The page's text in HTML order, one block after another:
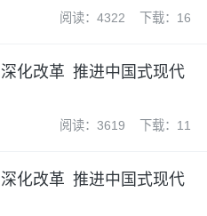
阅读：4322 下载：16
化改革 推进中国式现代
阅读：3619 下载：11
化改革 推进中国式现代